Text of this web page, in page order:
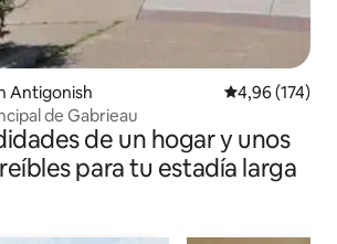
Antigonish Calificación
4,96 (174)
de Gabrieau
de un hogar y unos
para tu estadía larga